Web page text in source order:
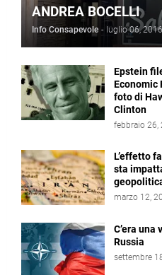
ANDREA BOCELLI
Info Consapevole - luglio 06, 2016
Epstein
Economic
foto di
Clinton
febbraio 26,
L’effetto
sta
marzo 12,
C’era una
Russia
settembre